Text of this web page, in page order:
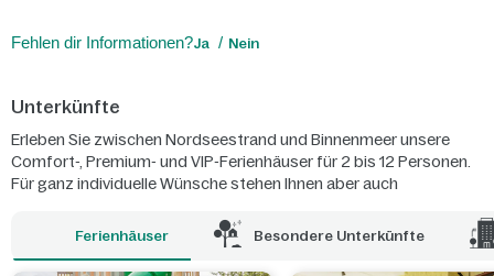
Fehlen dir Informationen?Ja Nein
Unterkünfte
Erleben Sie zwischen Nordseestrand und Binnenmeer unsere
Comfort-, Premium- und VIP-Ferienhäuser für 2 bis 12 Personen.
Für ganz individuelle Wünsche stehen Ihnen aber auch
Ferienhaus sowie die neue Generation Kinderferienhäuser mit
eigener Spielhütte zur Verfügung.
Ferienhäuser Besondere Unterkünfte